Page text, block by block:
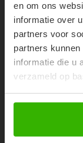
en om ons
informatie over
partners voor
partners
informatie die u
verzameld op